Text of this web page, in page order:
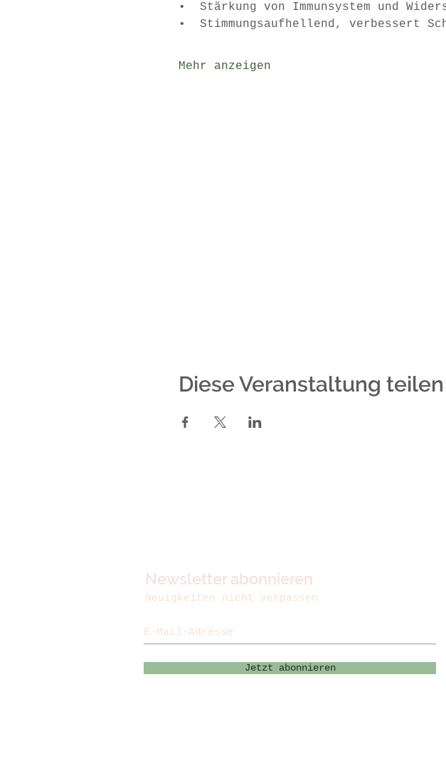
•  Stärkung von Immunsystem und
•  Stimmungsaufhellend, verbessert
Mehr anzeigen
Diese Veranstaltung teilen
Newsletter abonnieren
Neuigkeiten nicht verpassen
Jetzt abonnieren